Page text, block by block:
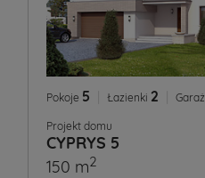
Pokoje 5 Łazienki 2 Garaż
Projekt domu
CYPRYS 5
150 m2